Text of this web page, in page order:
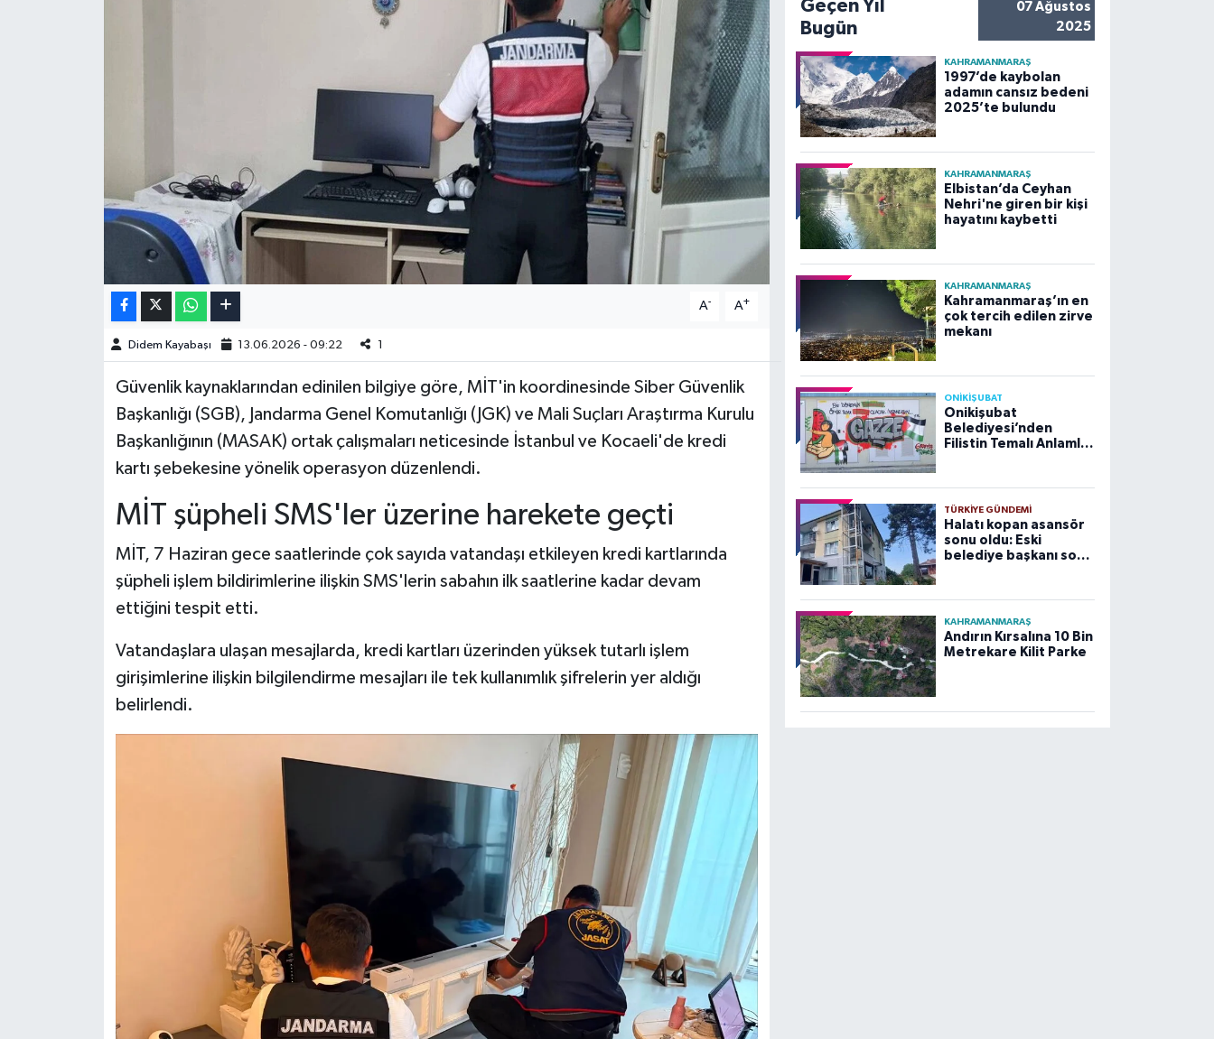
A- A+
Didem Kayabaşı 13.06.2026 - 09:22 1
Güvenlik kaynaklarından edinilen bilgiye göre, MİT'in koordinesinde Siber Güvenlik
Başkanlığı (SGB), Jandarma Genel Komutanlığı (JGK) ve Mali Suçları Araştırma Kurulu
Başkanlığının (MASAK) ortak çalışmaları neticesinde İstanbul ve Kocaeli'de kredi
kartı şebekesine yönelik operasyon düzenlendi.
MİT şüpheli SMS'ler üzerine harekete geçti
MİT, 7 Haziran gece saatlerinde çok sayıda vatandaşı etkileyen kredi kartlarında
şüpheli işlem bildirimlerine ilişkin SMS'lerin sabahın ilk saatlerine kadar devam
ettiğini tespit etti.
Vatandaşlara ulaşan mesajlarda, kredi kartları üzerinden yüksek tutarlı işlem
girişimlerine ilişkin bilgilendirme mesajları ile tek kullanımlık şifrelerin yer aldığı
belirlendi.
Geçen Yıl
Bugün
07 Ağustos
2025
KAHRAMANMARAŞ
1997’de kaybolan
adamın cansız bedeni
2025’te bulundu
KAHRAMANMARAŞ
Elbistan’da Ceyhan
Nehri'ne giren bir kişi
hayatını kaybetti
KAHRAMANMARAŞ
Kahramanmaraş’ın en
çok tercih edilen zirve
mekanı
ONİKİŞUBAT
Onikişubat
Belediyesi’nden
Filistin Temalı Anlamlı
TÜRKIYE GÜNDEMI
Halatı kopan asansör
sonu oldu: Eski
belediye başkanı son
KAHRAMANMARAŞ
Andırın Kırsalına 10 Bin
Metrekare Kilit Parke